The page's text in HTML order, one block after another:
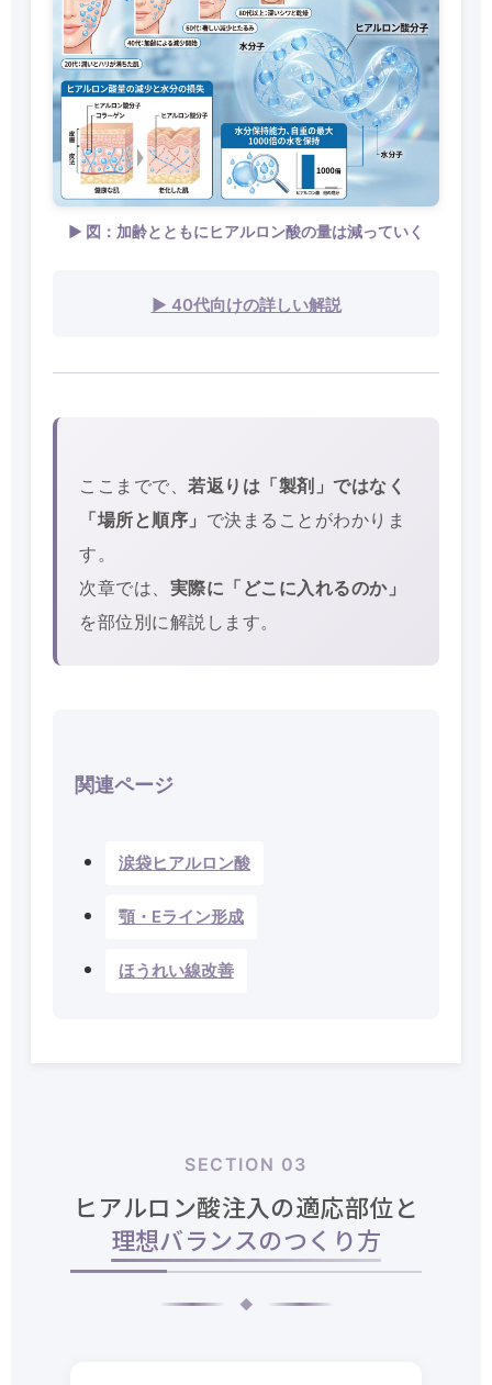
▶ 図：加齢とともにヒアルロン酸の量は減っていく
▶ 40代向けの詳しい解説
ここまでで、若返りは「製剤」ではなく
「場所と順序」 で決まることがわかりま
す。
次章では、 実際に「どこに入れるのか」
を部位別に解説します。
関連ページ
涙袋ヒアルロン酸
顎・Eライン形成
ほうれい線改善
SECTION 03
ヒアルロン酸注入の適応部位と
理想バランスのつくり方
◆